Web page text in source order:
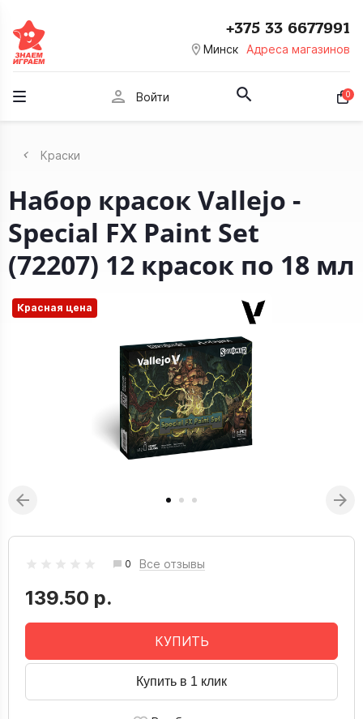
room Минск Адреса магазинов
+375 33 6677991
person Войти 0
Краски
Набор красок Vallejo -
Special FX Paint Set
(72207) 12 красок по 18 мл
Красная цена
0 Все отзывы
139.50 р.
КУПИТЬ
Купить в 1 клик